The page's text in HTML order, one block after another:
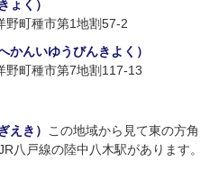
ょく）
町種市第1地割57-2
かんいゆうびんきよく）
町種市第7地割117-13
えき） この地域から見て東の方角
八戸線の陸中八木駅があります。